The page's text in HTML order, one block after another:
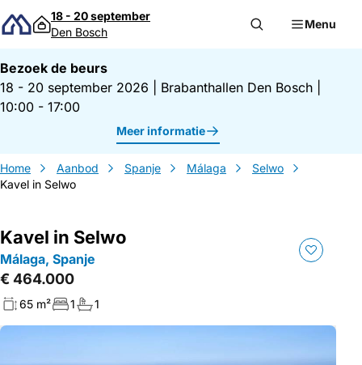
Direct naar inhoud
18 - 20 september
Den Bosch
Menu
Bezoek de beurs
18 - 20 september 2026
Brabanthallen Den Bosch
10:00 - 17:00
Meer informatie
Home Aanbod Spanje Málaga
Selwo
Kavel in Selwo
Kavel in Selwo
Málaga, Spanje
€ 464.000
65 m² 1 1